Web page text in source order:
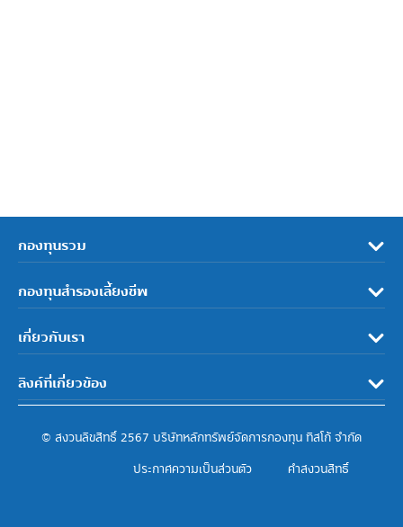
กองทุนรวม
กองทุนสำรองเลี้ยงชีพ
เกี่ยวกับเรา
ลิงค์ที่เกี่ยวข้อง
© สงวนลิขสิทธิ์ 2567 บริษัทหลักทรัพย์จัดการกองทุน ทิสโก้ จำกัด
ประกาศความเป็นส่วนตัว
คำสงวนสิทธิ์